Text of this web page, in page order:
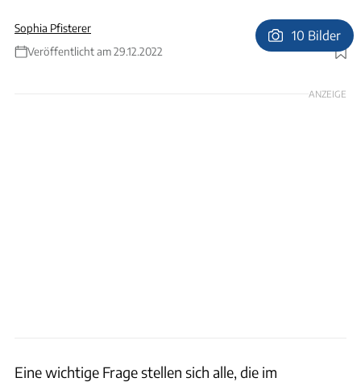
Sophia Pfisterer
Veröffentlicht am 29.12.2022
Foto: Helmut Föllmer
10 Bilder
ANZEIGE
Eine wichtige Frage stellen sich alle, die im